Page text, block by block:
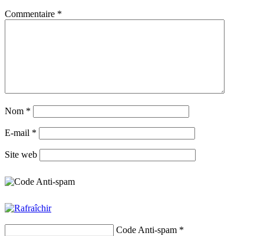
Commentaire *
Nom *
E-mail *
Site web
Code Anti-spam *